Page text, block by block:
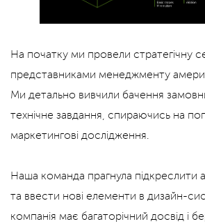
На початку ми провели стратегічну
представниками менеджменту
Ми детально вивчили бачення
технічне завдання, спираючись на
маркетингові дослідження.
Наша команда прагнула підкреслити
та ввести нові елементи в дизайн-
компанія має багаторічний досвід і